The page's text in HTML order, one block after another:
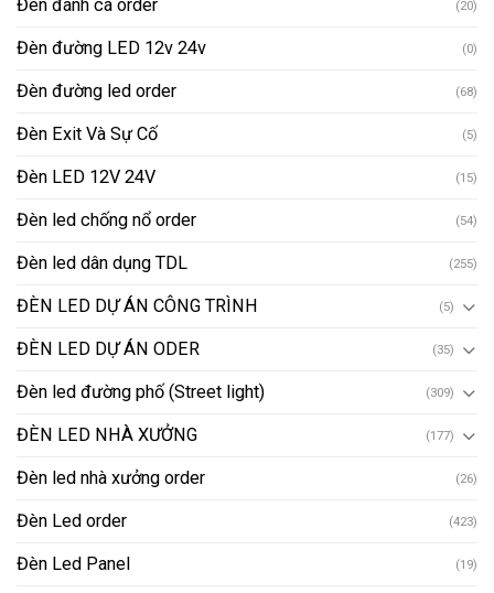
Đèn đánh cá order (20)
Đèn đường LED 12v 24v (0)
Đèn đường led order (68)
Đèn Exit Và Sự Cố (5)
Đèn LED 12V 24V (15)
Đèn led chống nổ order (54)
Đèn led dân dụng TDL (255)
ĐÈN LED DỰ ÁN CÔNG TRÌNH (5)
ĐÈN LED DỰ ÁN ODER (35)
Đèn led đường phố (Street light) (309)
ĐÈN LED NHÀ XƯỞNG (177)
Đèn led nhà xưởng order (26)
Đèn Led order (423)
Đèn Led Panel (19)